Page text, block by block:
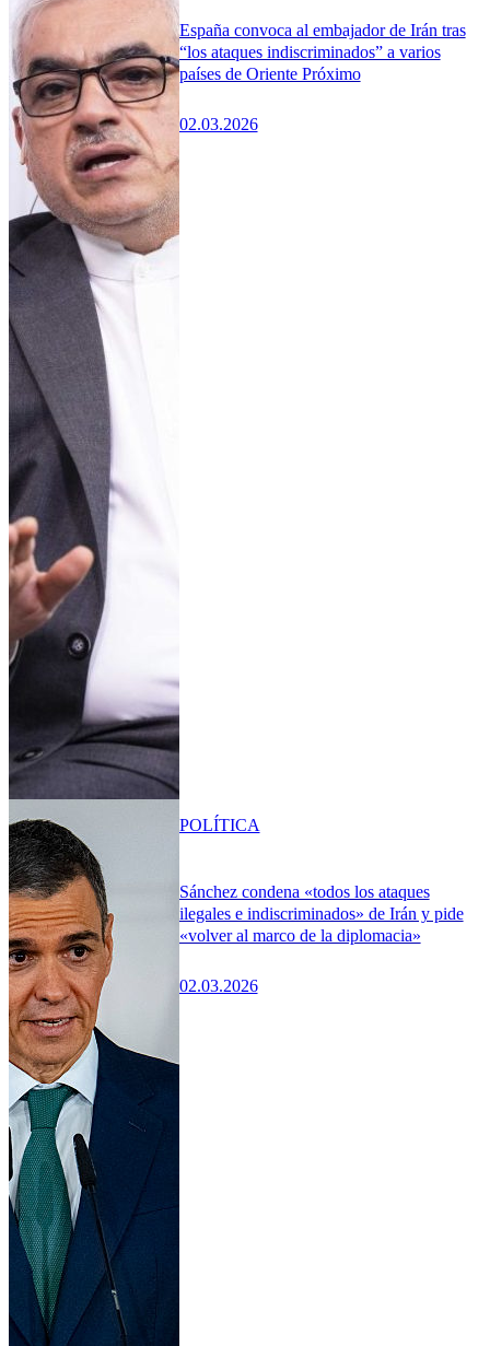
España convoca al embajador de Irán tras
“los ataques indiscriminados” a varios
países de Oriente Próximo
02.03.2026
Sánchez condena «todos los ataques
ilegales e indiscriminados» de Irán y pide
«volver al marco de la diplomacia»
02.03.2026
POLÍTICA